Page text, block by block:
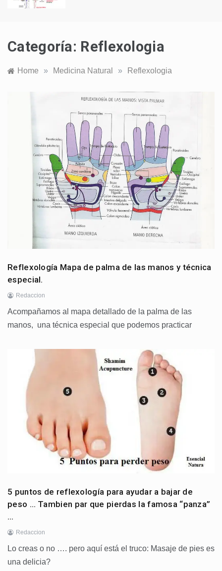
Categoría: Reflexologia
Home » Medicina Natural » Reflexologia
Reflexología Mapa de palma de las manos y técnica
especial.
Redaccion
Acompañamos al mapa detallado de la palma de las
manos, una técnica especial que podemos practicar
5 puntos de reflexología para ayudar a bajar de
peso … Tambien par que pierdas la famosa “panza”
…
Redaccion
Lo creas o no …. pero aquí está el truco: Masaje de pies es
una delicia?